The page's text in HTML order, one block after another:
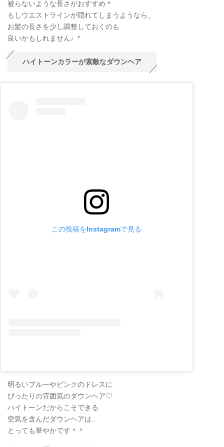
被らないような長さがおすすめ＊
もしウエストラインが隠れてしまうようなら、
お髪の長さを少し調整しておくのも
良いかもしれません♩*
ハイトーンカラーが素敵なダウンヘア
この投稿をInstagramで見る
明るいブルーやピンクのドレスに
ぴったりの雰囲気のダウンヘア♡
ハイトーンだからこそできる
空気を含んだダウンヘアは、
とっても華やかです＾＾